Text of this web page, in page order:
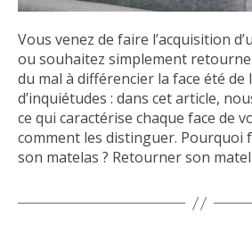
Vous venez de faire l’acquisition
ou souhaitez simplement
du mal à différencier la face été de
d’inquiétudes : dans cet article,
ce qui caractérise chaque face de
comment les distinguer.
son matelas ? Retourner son